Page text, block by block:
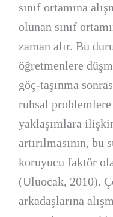
sınıf ortamına
olunan sınıf
zaman alır. Bu
öğretmenlere
göç-taşınma
ruhsal
yaklaşımlara
artırılmasının,
koruyucu faktör
(Uluocak, 2010).
arkadaşlarına